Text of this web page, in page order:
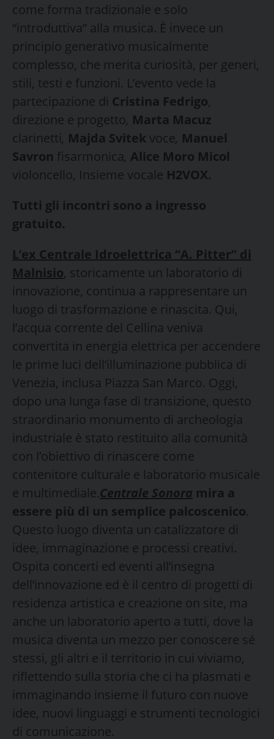
come forma tradizionale e solo
“introduttiva” alla musica. È invece un
principio generativo musicalmente
complesso, che merita curiosità, per generi,
stili, testi e funzioni. L’evento vede la
partecipazione di Cristina Fedrigo,
direzione e progetto, Marta Macuz
clarinetti, Majda Svitek voce, Manuel
Savron fisarmonica, Alice Moro Micol
violoncello, Insieme vocale H2VOX.
Tutti gli incontri sono a ingresso
gratuito.
L’ex Centrale Idroelettrica “A. Pitter” di
Malnisio, storicamente un laboratorio di
innovazione, continua a rappresentare un
luogo di trasformazione e rinascita. Qui,
l’acqua corrente del Cellina veniva
convertita in energia elettrica per accendere
le prime luci dell’illuminazione pubblica di
Venezia, inclusa Piazza San Marco. Oggi,
dopo una lunga fase di transizione, questo
straordinario monumento di archeologia
industriale è stato restituito alla comunità
con l’obiettivo di rinascere come
contenitore culturale e laboratorio musicale
e multimediale.Centrale Sonora mira a
essere più di un semplice palcoscenico.
Questo luogo diventa un catalizzatore di
idee, immaginazione e processi creativi.
Ospita concerti ed eventi all’insegna
dell’innovazione ed è il centro di progetti di
residenza artistica e creazione on site, ma
anche un laboratorio aperto a tutti, dove la
musica diventa un mezzo per conoscere sé
stessi, gli altri e il territorio in cui viviamo,
riflettendo sulla storia che ci ha plasmati e
immaginando insieme il futuro con nuove
idee, nuovi linguaggi e strumenti tecnologici
di comunicazione.